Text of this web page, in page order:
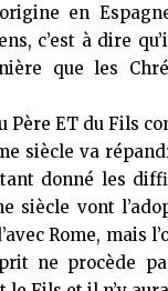
en
c’est à dire
que les
Père ET du Fils
siècle va
donné les
siècle vont
Rome, mais
ne procède